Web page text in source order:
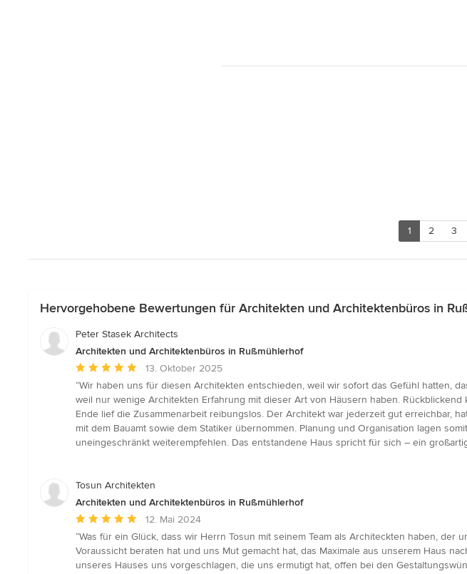
1 2 3
Hervorgehobene Bewertungen für Architekten und Architektenbüros in
Peter Stasek Architects
Architekten und Architektenbüros in Rußmühlerhof
Durchschnittliche
Bewertung:
5
von
5
Sternen
13. Oktober 2025
“Wir haben uns für diesen Architekten entschieden, weil wir sofort das Gefühl hatten,
weil nur wenige Architekten Erfahrung mit dieser Art von Häusern haben.
Ende lief die Zusammenarbeit reibungslos. Der Architekt war jederzeit gut erreichbar,
mit dem Bauamt sowie dem Statiker übernommen. Planung und Organisation lagen
uneingeschränkt weiterempfehlen. Das entstandene Haus spricht für sich – ein
Tosun Architekten
Architekten und Architektenbüros in Rußmühlerhof
Durchschnittliche
Bewertung:
5
von
12. Mai 2024
“Was für ein Glück, dass wir Herrn Tosun mit seinem Team als Architeckten haben,
Voraussicht beraten hat und uns Mut gemacht hat, das Maximale aus unserem Haus
unseres Hauses uns vorgeschlagen, die uns ermutigt hat, offen bei den